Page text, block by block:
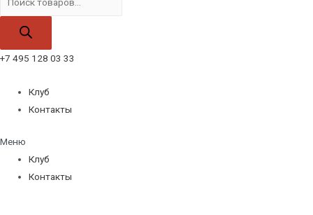
товаров
+7 495 128 03 33
Клуб
Контакты
Меню
Клуб
Контакты